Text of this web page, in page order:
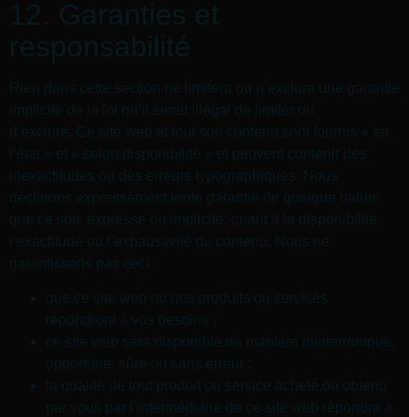
12. Garanties et
responsabilité
Rien dans cette section ne limitera ou n’exclura une garantie
implicite de la loi qu’il serait illégal de limiter ou
d’exclure. Ce site web et tout son contenu sont fournis « en
l’état » et « selon disponibilité » et peuvent contenir des
inexactitudes ou des erreurs typographiques. Nous
déclinons expressément toute garantie de quelque nature
que ce soit, expresse ou implicite, quant à la disponibilité,
l’exactitude ou l’exhaustivité du contenu. Nous ne
garantissons pas ceci :
que ce site web ou nos produits ou services
répondront à vos besoins ;
ce site web sera disponible de manière ininterrompue,
opportune, sûre ou sans erreur ;
la qualité de tout produit ou service acheté ou obtenu
par vous par l’intermédiaire de ce site web répondra à